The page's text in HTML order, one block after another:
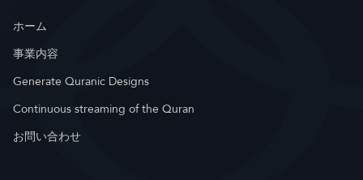
ホーム
事業内容
Generate Quranic Designs
Continuous streaming of the Quran
お問い合わせ